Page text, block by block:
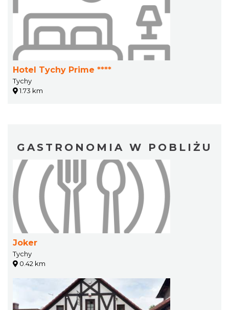
Hotel Tychy Prime ****
Tychy
1.73 km
GASTRONOMIA W POBLIŻU
Joker
Tychy
0.42 km